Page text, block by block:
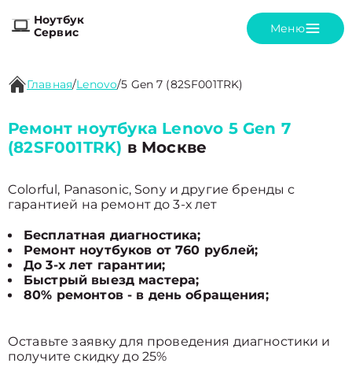
Ноутбук
Сервис
Меню
Главная/Lenovo/5 Gen 7 (82SF001TRK)
Ремонт ноутбука Lenovo 5 Gen 7
(82SF001TRK) в Москве
Colorful, Panasonic, Sony и другие бренды с
гарантией на ремонт до 3-х лет
Бесплатная диагностика;
Ремонт ноутбуков от 760 рублей;
До 3-х лет гарантии;
Быстрый выезд мастера;
80% ремонтов - в день обращения;
Оставьте заявку для проведения диагностики и
получите скидку до 25%